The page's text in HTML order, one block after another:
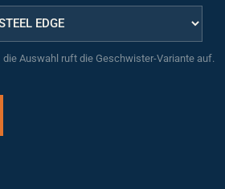
Auswahl ruft die Geschwister-Variante auf.